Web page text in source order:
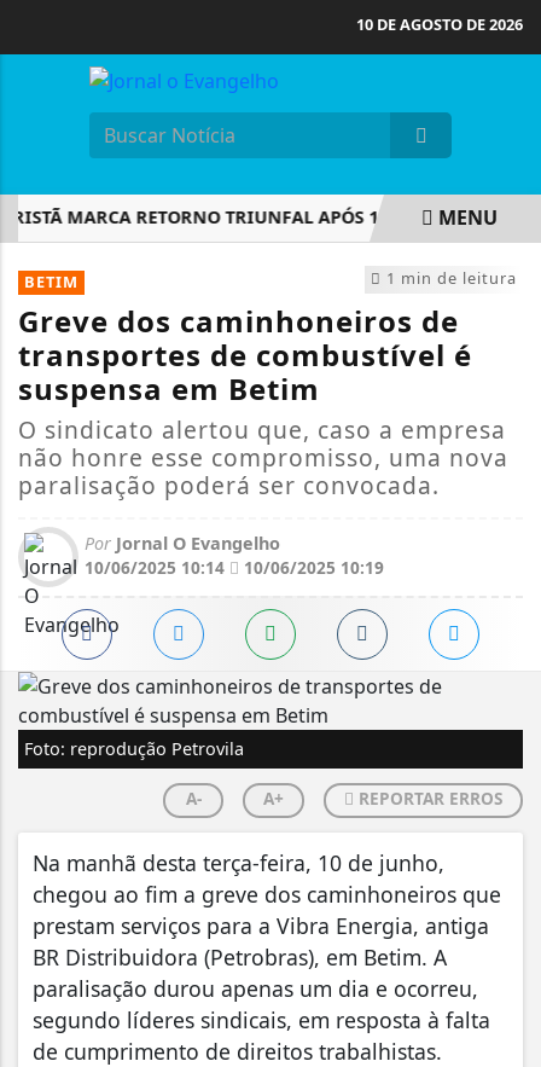
10 DE AGOSTO DE 2026
MARCA RETORNO TRIUNFAL APÓS 14 ANOS E MOBILIZA
EM ALTA
MENU
1 min de leitura
BETIM
Greve dos caminhoneiros de
transportes de combustível é
suspensa em Betim
O sindicato alertou que, caso a empresa
não honre esse compromisso, uma nova
paralisação poderá ser convocada.
Por Jornal O Evangelho
10/06/2025 10:14
10/06/2025 10:19
Foto: reprodução Petrovila
A- A+ REPORTAR ERROS
Na manhã desta terça-feira, 10 de junho,
chegou ao fim a greve dos caminhoneiros que
prestam serviços para a Vibra Energia, antiga
BR Distribuidora (Petrobras), em Betim. A
paralisação durou apenas um dia e ocorreu,
segundo líderes sindicais, em resposta à falta
de cumprimento de direitos trabalhistas.